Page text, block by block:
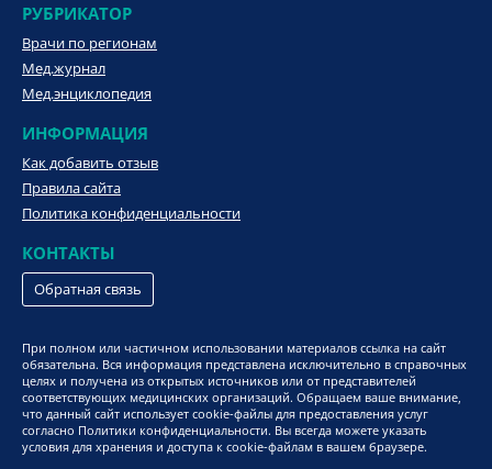
РУБРИКАТОР
Врачи по регионам
Мед.журнал
Мед.энциклопедия
ИНФОРМАЦИЯ
Как добавить отзыв
Правила сайта
Политика конфиденциальности
КОНТАКТЫ
Обратная связь
При полном или частичном использовании материалов ссылка на сайт
обязательна. Вся информация представлена исключительно в справочных
целях и получена из открытых источников или от представителей
соответствующих медицинских организаций. Обращаем ваше внимание,
что данный сайт использует cookie-файлы для предоставления услуг
согласно Политики конфиденциальности. Вы всегда можете указать
условия для хранения и доступа к cookie-файлам в вашем браузере.